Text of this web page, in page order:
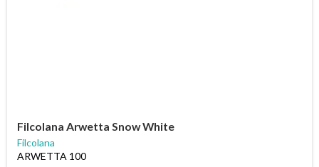
Filcolana Arwetta Snow White
Filcolana
ARWETTA 100